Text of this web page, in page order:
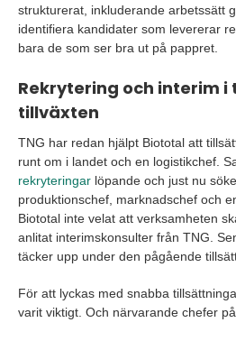
strukturerat, inkluderande arbetssätt
identifiera kandidater som levererar
bara de som ser bra ut på pappret.
Rekrytering och interim i
tillväxten
TNG har redan hjälpt Biototal att
runt om i landet och en logistikchef.
rekryteringar löpande och just nu
produktionschef, marknadschef och
Biototal inte velat att verksamheten
anlitat interimskonsulter från TNG.
täcker upp under den pågående
För att lyckas med snabba
varit viktigt. Och närvarande chefer